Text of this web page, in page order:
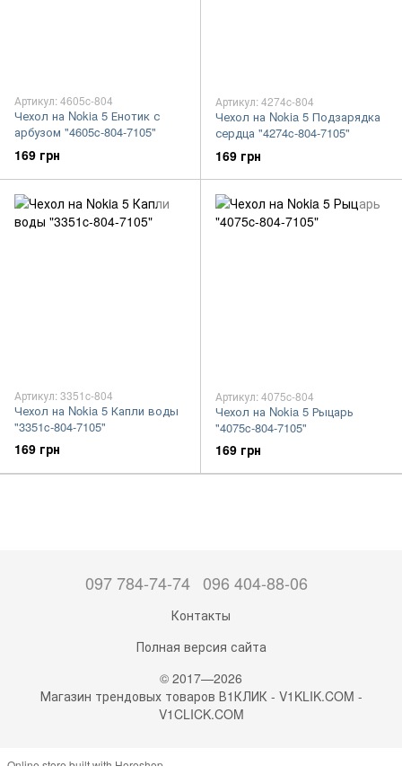
Артикул: 4605c-804
Чехол на Nokia 5 Енотик с
арбузом "4605c-804-7105"
169 грн
Артикул: 4274c-804
Чехол на Nokia 5 Подзарядка
сердца "4274c-804-7105"
169 грн
Артикул: 3351c-804
Чехол на Nokia 5 Капли воды
"3351c-804-7105"
169 грн
Артикул: 4075c-804
Чехол на Nokia 5 Рыцарь
"4075c-804-7105"
169 грн
097 784-74-74 096 404-88-06
Контакты
Полная версия сайта
© 2017—2026
Магазин трендовых товаров В1КЛИК - V1KLIK.COM -
V1CLICK.COM
Online store built with Horoshop